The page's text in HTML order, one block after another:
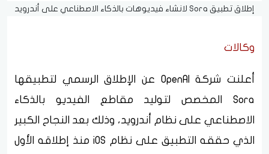
إطلاق تطبيق Sora لانشاء فيديوهات بالذكاء الاصطناعي على أندرويد
وكالات
أعلنت شركة OpenAI عن الإطلاق الرسمي لتطبيقها
Sora المخصص لتوليد مقاطع الفيديو بالذكاء
الاصطناعي على نظام أندرويد، وذلك بعد النجاح الكبير
الذي حققه التطبيق على نظام iOS منذ إطلاقه الأول